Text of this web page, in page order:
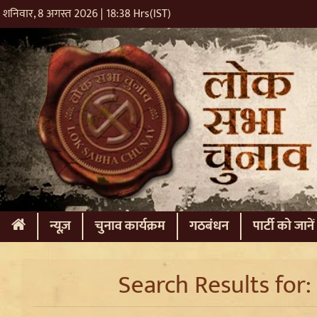
शनिवार, 8 अगस्त 2026 | 18:38 Hrs(IST)
(current)
न्यूज़ चुनाव कार्यक्रम गठबंधन पार्टी को जानें
Search Results for: